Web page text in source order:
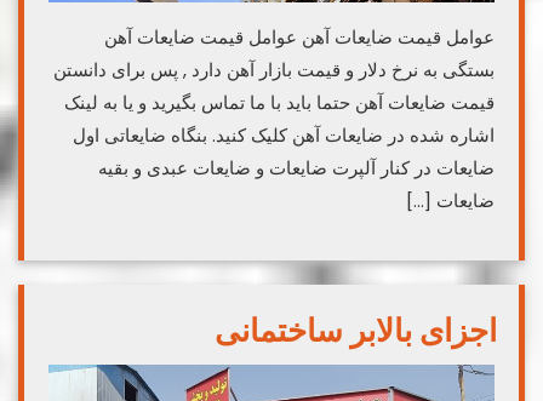
عوامل قیمت ضایعات آهن عوامل قیمت ضایعات آهن
بستگی به نرخ دلار و قیمت بازار آهن دارد , پس برای دانستن
قیمت ضایعات آهن حتما باید با ما تماس بگیرید و یا به لینک
اشاره شده در ضایعات آهن کلیک کنید. بنگاه ضایعاتی اول
ضایعات در کنار آلپرت ضایعات و ضایعات عبدی و بقیه
ضایعات […]
اجزای بالابر ساختمانی